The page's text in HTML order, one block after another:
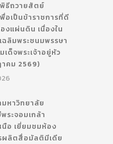
พิธีถวายสัตย์
เป็นข้าราชการที่ดี
งแผ่นดิน เนื่องใน
ฉลิมพระชนมพรรษา
เด็จพระเจ้าอยู่หัว
คม 2569)
หาวิทยาลัย
ระจอมเกล้า
นือ เยี่ยมชมห้อง
ผลิตสื่อมัลติมีเดีย